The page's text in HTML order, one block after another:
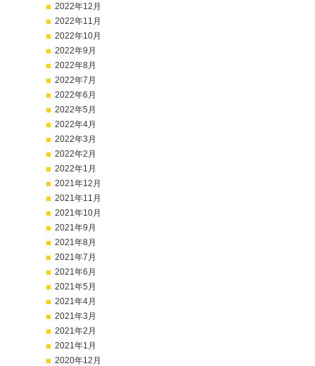
2022年12月
2022年11月
2022年10月
2022年9月
2022年8月
2022年7月
2022年6月
2022年5月
2022年4月
2022年3月
2022年2月
2022年1月
2021年12月
2021年11月
2021年10月
2021年9月
2021年8月
2021年7月
2021年6月
2021年5月
2021年4月
2021年3月
2021年2月
2021年1月
2020年12月